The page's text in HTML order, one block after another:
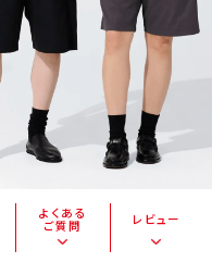
よくある
ご質問
レビュー